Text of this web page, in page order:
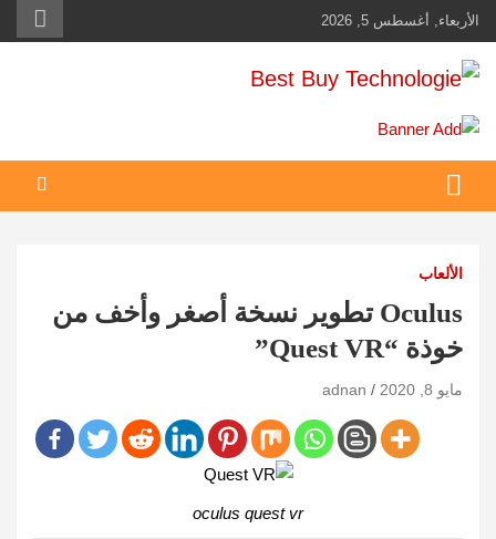
Skip
to
content
الأربعاء, أغسطس 5, 2026
Best Buy Technologie
أهم مبيعات عالم التكنولوجيا
الألعاب
Oculus تطوير نسخة أصغر وأخف من
خوذة “Quest VR”
مايو 8, 2020 adnan
oculus quest vr